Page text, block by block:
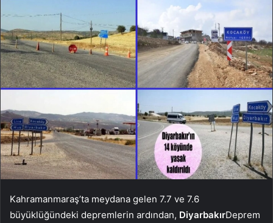
Kahramanmaraş’ta meydana gelen 7.7 ve 7.6
büyüklüğündeki depremlerin ardından, DiyarbakırDeprem